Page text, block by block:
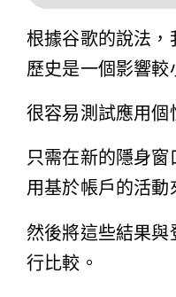
根據谷歌的說法，
歷史是一個影響較
很容易測試應用個
只需在新的隱身
用基於帳戶的活動
然後將這些結果
行比較。